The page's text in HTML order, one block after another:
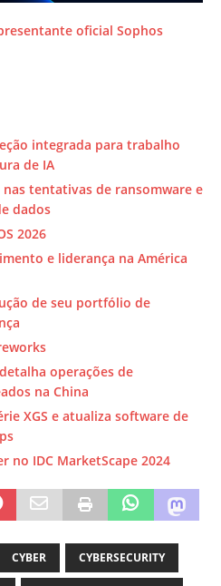
oficial Sophos
integrada para trabalho
de IA
tentativas de ransomware e
dados
2026
e liderança na América
de seu portfólio de
operações de
na China
XGS e atualiza software de
no IDC MarketScape 2024
CYBER CYBERSECURITY